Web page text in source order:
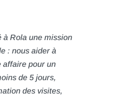
à Rola une mission
: nous aider à
affaire pour un
de 5 jours,
des visites,